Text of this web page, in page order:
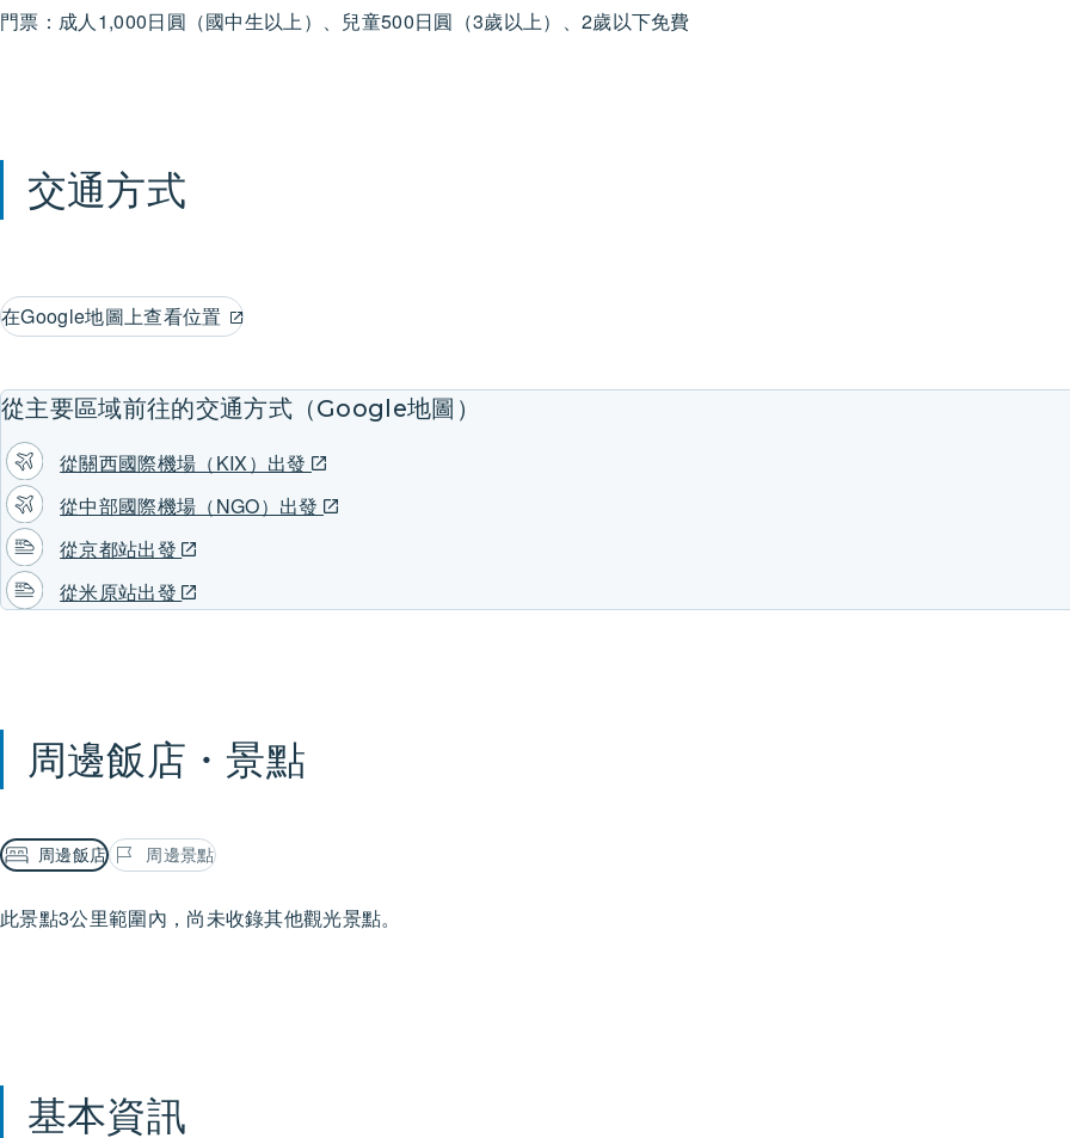
門票：成人1,000日圓（國中生以上）、兒童500日圓（3歲以上）、2歲以下免費
交通方式
在Google地圖上查看位置
從主要區域前往的交通方式（Google地圖）
從關西國際機場（KIX）出發
從中部國際機場（NGO）出發
從京都站出發
從米原站出發
周邊飯店・景點
周邊飯店 周邊景點
此景點3公里範圍內，尚未收錄其他觀光景點。
基本資訊